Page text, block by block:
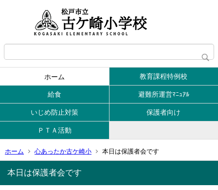
ホーム 教育課程特例校
給食 避難所運営ﾏﾆｭｱﾙ
いじめ防止対策 保護者向け
ＰＴＡ活動
ホーム 心あったか古ケ崎小 本日は保護者会です
本日は保護者会です